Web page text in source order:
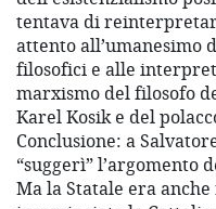
tentava di
attento all’umanesimo
filosofici e alle
marxismo del filosofo
Karel Kosik e del
Conclusione: a
“suggerì” l’argomento
Ma la Statale era